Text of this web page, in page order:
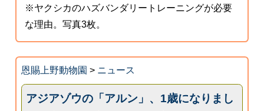
※ヤクシカのハズバンダリートレーニングが必要
な理由。写真3枚。
恩賜上野動物園 > ニュース
アジアゾウの「アルン」、1歳になりまし